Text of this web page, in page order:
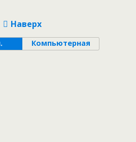
Наверх
Компьютерная